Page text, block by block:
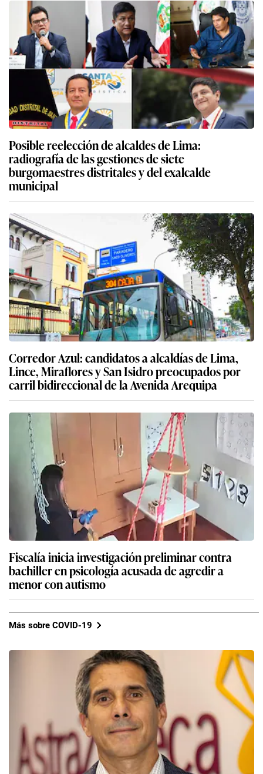
Posible reelección de alcaldes de Lima:
radiografía de las gestiones de siete
burgomaestres distritales y del exalcalde
municipal
Corredor Azul: candidatos a alcaldías de Lima,
Lince, Miraflores y San Isidro preocupados por
carril bidireccional de la Avenida Arequipa
Fiscalía inicia investigación preliminar contra
bachiller en psicología acusada de agredir a
menor con autismo
Más sobre COVID-19